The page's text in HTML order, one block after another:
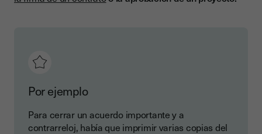
Por ejemplo
Para cerrar un acuerdo importante y a
contrarreloj, había que imprimir varias copias del